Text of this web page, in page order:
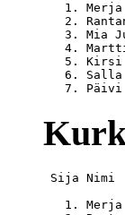
1.
2.
3. Mia
4.
5.
6.
Sija
1.